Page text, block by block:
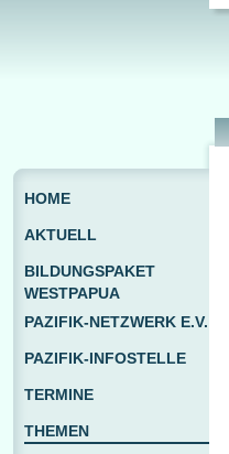
HOME
AKTUELL
BILDUNGSPAKET
WESTPAPUA
PAZIFIK-NETZWERK E.V.
PAZIFIK-INFOSTELLE
TERMINE
THEMEN